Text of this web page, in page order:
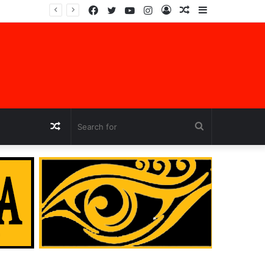
Sidebar
Random
Log
Instagram
YouTube
Twitter
Facebook
for
Random
Article